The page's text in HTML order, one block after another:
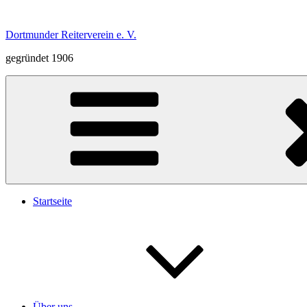
springen
Dortmunder Reiterverein e. V.
gegründet 1906
Startseite